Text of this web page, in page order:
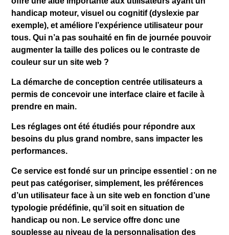
handicap moteur, visuel ou cognitif (dyslexie par
exemple), et améliore l’expérience utilisateur pour
tous. Qui n’a pas souhaité en fin de journée pouvoir
augmenter la taille des polices ou le contraste de
couleur sur un site web ?
La démarche de conception centrée utilisateurs a
permis de concevoir une interface claire et facile à
prendre en main.
Les réglages ont été étudiés pour répondre aux
besoins du plus grand nombre, sans impacter les
performances.
Ce service est fondé sur un principe essentiel : on ne
peut pas catégoriser, simplement, les préférences
d’un utilisateur face à un site web en fonction d’une
typologie prédéfinie, qu’il soit en situation de
handicap ou non. Le service offre donc une
souplesse au niveau de la personnalisation des